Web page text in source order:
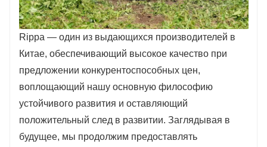
Rippa — один из выдающихся производителей в
Китае, обеспечивающий высокое качество при
предложении конкурентоспособных цен,
воплощающий нашу основную философию
устойчивого развития и оставляющий
положительный след в развитии. Заглядывая в
будущее, мы продолжим предоставлять